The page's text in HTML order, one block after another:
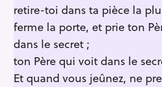
retire-toi dans ta pièce la
ferme la porte, et prie ton
dans le secret ;
ton Père qui voit dans le
Et quand vous jeûnez, ne